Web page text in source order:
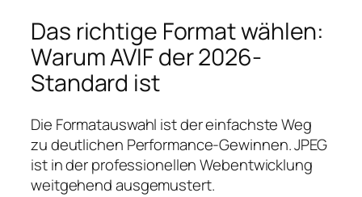
Das richtige Format wählen:
Warum AVIF der 2026-
Standard ist
Die Formatauswahl ist der einfachste Weg
zu deutlichen Performance-Gewinnen. JPEG
ist in der professionellen Webentwicklung
weitgehend ausgemustert.